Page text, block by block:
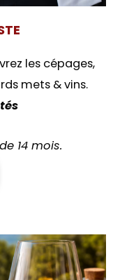
les cépages,
mets & vins.
14 mois.